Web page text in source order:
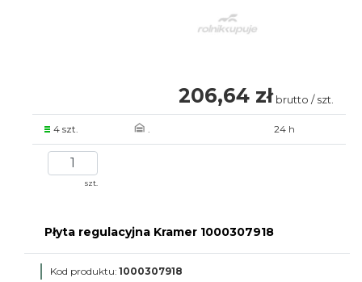
206,64 zł brutto / szt.
4 szt. . 24 h
szt.
Płyta regulacyjna Kramer 1000307918
Kod produktu: 1000307918